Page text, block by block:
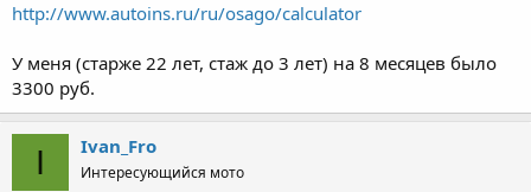
http://www.autoins.ru/ru/osago/calculator
У меня (старже 22 лет, стаж до 3 лет) на 8 месяцев было
3300 руб.
I Ivan_Fro
Интересующийся мото